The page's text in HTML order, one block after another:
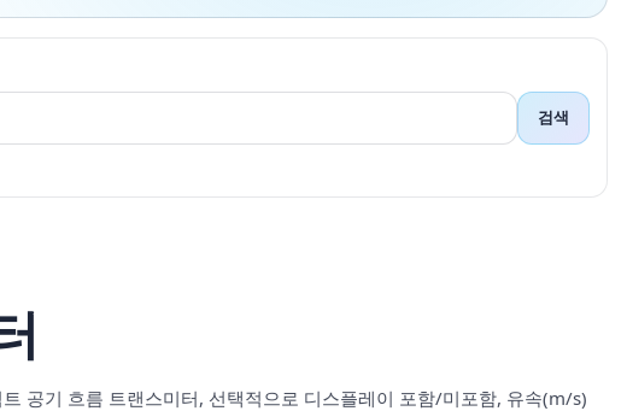
검색
공기 흐름 트랜스미터, 선택적으로 디스플레이 포함/미포함, 유속(m/s)